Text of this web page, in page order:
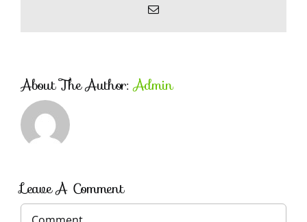
Email
About The Author:Admin
Leave A Comment
Comment